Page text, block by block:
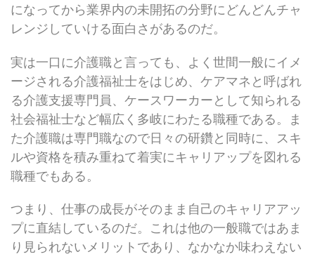
になってから業界内の未開拓の分野にどんどんチャ
レンジしていける面白さがあるのだ。
実は一口に介護職と言っても、よく世間一般にイメ
ージされる介護福祉士をはじめ、ケアマネと呼ばれ
る介護支援専門員、ケースワーカーとして知られる
社会福祉士など幅広く多岐にわたる職種である。ま
た介護職は専門職なので日々の研鑽と同時に、スキ
ルや資格を積み重ねて着実にキャリアップを図れる
職種でもある。
つまり、仕事の成長がそのまま自己のキャリアアッ
プに直結しているのだ。これは他の一般職ではあま
り見られないメリットであり、なかなか味わえない